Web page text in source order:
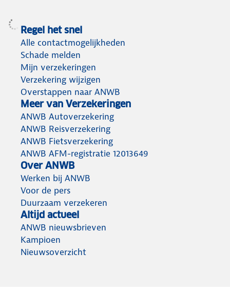
Regel het snel
Alle contactmogelijkheden
Schade melden
Mijn verzekeringen
Verzekering wijzigen
Overstappen naar ANWB
Meer van Verzekeringen
ANWB Autoverzekering
ANWB Reisverzekering
ANWB Fietsverzekering
ANWB AFM-registratie 12013649
Over ANWB
Werken bij ANWB
Voor de pers
Duurzaam verzekeren
Altijd actueel
ANWB nieuwsbrieven
Kampioen
Nieuwsoverzicht